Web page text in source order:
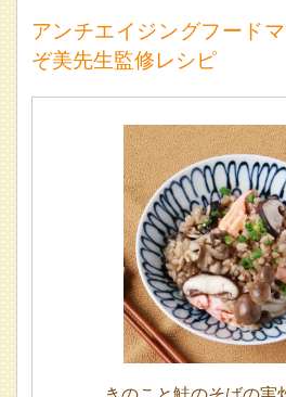
アンチエイジングフード
ぞ美先生監修レシピ